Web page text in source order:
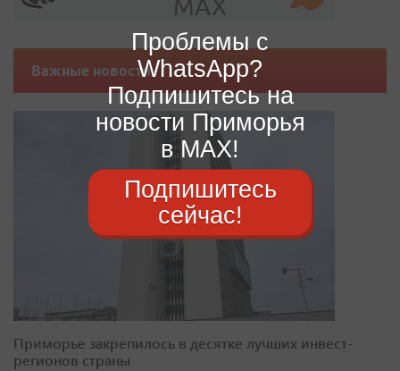
Важные новости
Приморье закрепилось в десятке лучших инвест-
регионов страны
Проблемы с
WhatsApp?
Подпишитесь на
новости Приморья
в MAX!
Подпишитесь
сейчас!